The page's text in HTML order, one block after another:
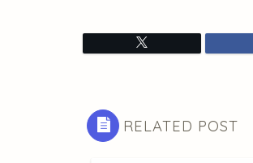
RELATED POST